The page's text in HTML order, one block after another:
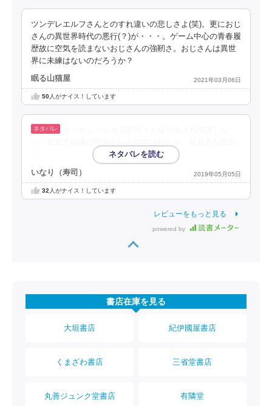
ツンデレエルフさんとのすれ違いの悲しさよ(笑)。更におじ
さんの異世界時代の悪行(？)が・・・。ゲーム中心の青春履
歴故に空気を読まないおじさんの強靭さ。おじさんは異世
界に未練はないのだろうか？
眠る山猫屋 2021年03月06日
50人がナイス！しています
いなり（寿司） 2019年05月05日
32 人がナイス！しています
レビューをもっと見る
powered by
書店在庫を見る
大垣書店 紀伊國屋書店
くまざわ書店 三省堂書店
丸善ジュンク堂書店 有隣堂